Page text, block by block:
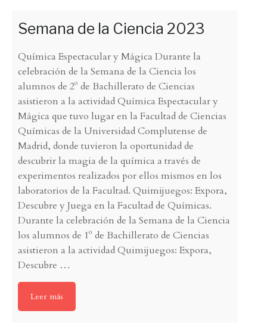
Semana de la Ciencia 2023
Química Espectacular y Mágica Durante la
celebración de la Semana de la Ciencia los
alumnos de 2º de Bachillerato de Ciencias
asistieron a la actividad Química Espectacular y
Mágica que tuvo lugar en la Facultad de Ciencias
Químicas de la Universidad Complutense de
Madrid, donde tuvieron la oportunidad de
descubrir la magia de la química a través de
experimentos realizados por ellos mismos en los
laboratorios de la Facultad. Quimijuegos: Expora,
Descubre y Juega en la Facultad de Químicas.
Durante la celebración de la Semana de la Ciencia
los alumnos de 1º de Bachillerato de Ciencias
asistieron a la actividad Quimijuegos: Expora,
Descubre …
Leer más